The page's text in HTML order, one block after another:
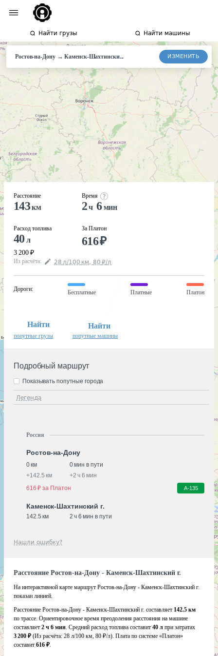
Найти грузы Найти машины
Ростов-на-Дону→Каменск-Шахтински... ИЗМЕНИТЬ
Расстояние
143км
Расход топлива
40 л
3 200 ₽
Время
2 ч 6мин
За Платон
616₽
Из расчёта: 28 л/100 км, 80 ₽/л
Дороги:
Бесплатные Платные Платон
Найти
попутные грузы
Найти
попутные машины
Подробный маршрут
Легенда
Показывать попутные города
Россия
Ростов-на-Дону
0 км
0 мин в пути
+142.5 км +2 ч 6 мин
616 ₽ за Платон
А-135
Каменск-Шахтинский г.
142.5 км 2 ч 6 мин в пути
Нашли ошибку?
Расстояние Ростов-на-Дону - Каменск-Шахтинский г.
На интерактивной карте маршрут Ростов-на-Дону - Каменск-Шахтинский г.
показан линией.
Расстояние Ростов-на-Дону - Каменск-Шахтинский г. составляет 142.5 км
по трассе. Ориентировочное время преодоления расстояния на машине
составляет 2 ч 6 мин. Средний расход топлива составит 40 л при затратах
3 200 ₽ (Из расчёта: 28 л/100 км, 80 ₽/л). Плата по системе «Платон»
составит 616 ₽.